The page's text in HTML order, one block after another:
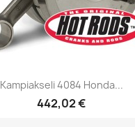
Kampiakseli 4084 Honda...
442,02 €